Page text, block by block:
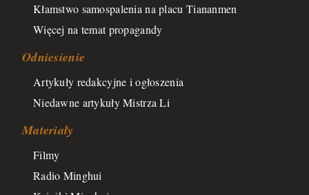
Kłamstwo samospalenia na placu Tiananmen
Więcej na temat propagandy
Odniesienie
Artykuły redakcyjne i ogłoszenia
Niedawne artykuły Mistrza Li
Materiały
Filmy
Radio Minghui